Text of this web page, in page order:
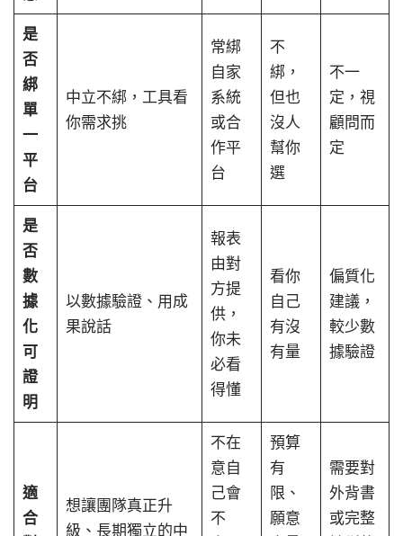
是
否
綁
單
一
平
台
中立不綁，工具看
你需求挑
常綁
自家
系統
或合
作平
台
不
綁，
但也
沒人
幫你
選
不一
定，視
顧問而
定
是
否
數
據
化
可
證
明
以數據驗證、用成
果說話
報表
由對
方提
供，
你未
必看
得懂
看你
自己
有沒
有量
偏質化
建議，
較少數
據驗證
適
合
想讓團隊真正升
級、長期獨立的中
不在
意自
己會
不
預算
有
限、
願意
需要對
外背書
或完整